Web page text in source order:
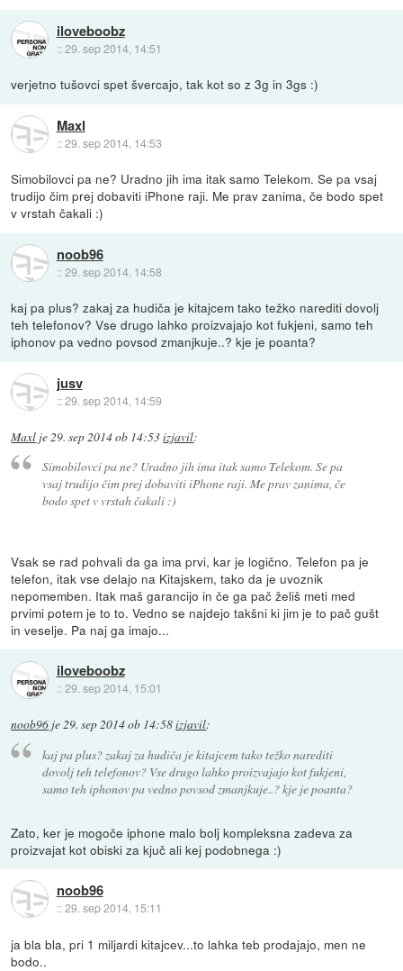
iloveboobz
::29. sep 2014, 14:51
verjetno tušovci spet švercajo, tak kot so z 3g in 3gs :)
Maxl
::29. sep 2014, 14:53
Simobilovci pa ne? Uradno jih ima itak samo Telekom. Se pa vsaj
trudijo čim prej dobaviti iPhone raji. Me prav zanima, če bodo spet
v vrstah čakali :)
noob96
::29. sep 2014, 14:58
kaj pa plus? zakaj za hudiča je kitajcem tako težko narediti dovolj
teh telefonov? Vse drugo lahko proizvajajo kot fukjeni, samo teh
iphonov pa vedno povsod zmanjkuje..? kje je poanta?
jusv
::29. sep 2014, 14:59
Maxl je 29. sep 2014 ob 14:53izjavil:
Simobilovci pa ne? Uradno jih ima itak samo Telekom. Se pa
vsaj trudijo čim prej dobaviti iPhone raji. Me prav zanima, če
bodo spet v vrstah čakali :)
Vsak se rad pohvali da ga ima prvi, kar je logično. Telefon pa je
telefon, itak vse delajo na Kitajskem, tako da je uvoznik
nepomemben. Itak maš garancijo in če ga pač želiš meti med
prvimi potem je to to. Vedno se najdejo takšni ki jim je to pač gušt
in veselje. Pa naj ga imajo...
iloveboobz
::29. sep 2014, 15:01
noob96 je29. sep 2014 ob 14:58izjavil:
kaj pa plus? zakaj za hudiča je kitajcem tako težko narediti
dovolj teh telefonov? Vse drugo lahko proizvajajo kot fukjeni,
samo teh iphonov pa vedno povsod zmanjkuje..? kje je poanta?
Zato, ker je mogoče iphone malo bolj kompleksna zadeva za
proizvajat kot obiski za kjuč ali kej podobnega :)
noob96
::29. sep 2014, 15:11
ja bla bla, pri 1 miljardi kitajcev...to lahka teb prodajajo, men ne
bodo..